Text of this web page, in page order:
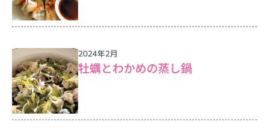
2024年2月
牡蠣とわかめの蒸し鍋